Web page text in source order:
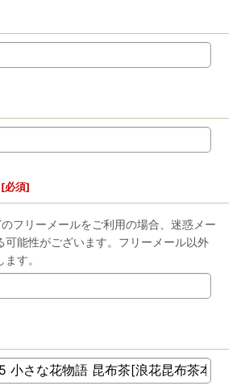
[必須]
フリーメールをご利用の場合、迷惑メー
可能性がございます。フリーメール以外
す。